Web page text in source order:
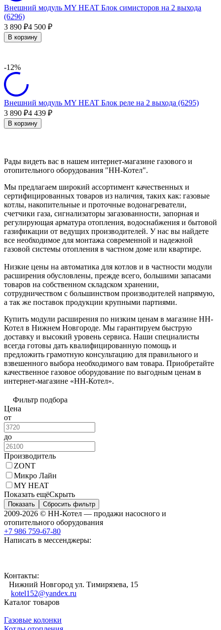
Внешний модуль MY HEAT Блок симисторов на 2 выхода
(6296)
3 890 ₽4 500 ₽
В корзину
-12%
Внешний модуль MY HEAT Блок реле на 2 выхода (6295)
3 890 ₽4 439 ₽
В корзину
Рады видеть вас в нашем интернет-магазине газового и
отопительного оборудования "НН-Котел".
Мы предлагаем широкий ассортимент качественных и
сертифицированных товаров из наличия, таких как: газовые
котлы, накопительные и проточные водонагреватели,
счетчики газа, сигнализаторы загазованности, запорная и
регулирующая арматура отопления, водоснабжения и бытовой
газификации от ведущих производителей. У нас вы найдете
все необходимое для монтажа современной и надежной
газовой системы отопления в частном доме или квартире.
Низкие цены на автоматика для котлов и в частности модули
расширения обусловлены, прежде всего, большими запасами
товаров на собственном складском хранении,
сотрудничеством с большинством производителей напрямую,
а так же поставок продукции крупными партиями.
Купить модули расширения по низким ценам в магазине НН-
Котел в Нижнем Новгороде. Мы гарантируем быструю
доставку и высокий уровень сервиса. Наши специалисты
всегда готовы дать квалифицированную помощь и
предложить грамотную консультацию для правильного и
взвешенного выбора необходимого вам товара. Приобретайте
качественное газовое оборудование по выгодным ценам в
интернет-магазине «НН-Котел».
Фильтр подбора
Цена
от
до
Производитель
ZONT
Микро Лайн
MY HEAT
Показать ещёСкрыть
Показать Сбросить фильтр
2009-2026 © НН-Котел — продажи насосного и
отопительного оборудования
+7 986 759-67-80
Написать в мессенджеры:
Контакты:
Нижний Новгород ул. Тимирязева, 15
kotel152@yandex.ru
Каталог товаров
Газовые колонки